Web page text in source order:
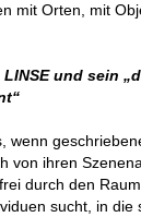
mit Orten, mit
LINSE und sein
wenn
von ihren
durch den
sucht, in die